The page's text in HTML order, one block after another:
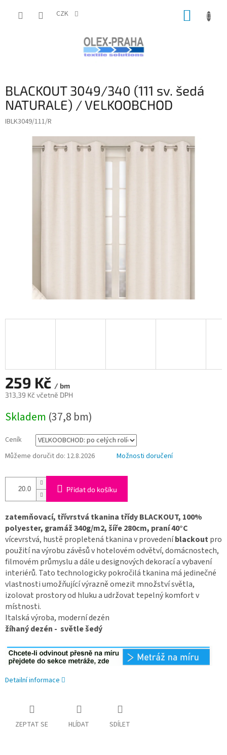
CZK
BLACKOUT 3049/340 (111 sv. šedá
NATURALE) / VELKOOBCHOD
IBLK3049/111/R
259 Kč / bm
313,39 Kč včetně DPH
cena:
Skladem (37,8 bm)
Ceník
Můžeme doručit do: 12.8.2026 Možnosti doručení
Přidat do košíku
zatemňovací, třívrstvá tkanina třídy BLACKOUT, 100%
polyester, gramáž 340g/m2, šíře 280cm, praní 40°C
vícevrstvá, hustě propletená tkanina v provedeníblackoutpro
použití na výrobu závěsů v hotelovém odvětví, domácnostech,
filmovém průmyslu a dále u designových dekorací a vybavení
interiérů. Tato technologicky pokročilá tkanina má jedinečné
vlastnosti umožňující výrazně omezit množství světla,
izolovat prostory od hluku a udržovat tepelný komfort v
místnosti.
Italská výroba, moderní dezén
žíhaný dezén - světle šedý
Detailní informace
ZEPTAT SE HLÍDAT SDÍLET